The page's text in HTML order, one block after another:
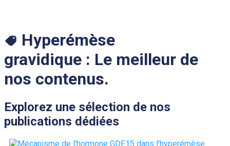
Hyperémèse
gravidique : Le meilleur de
nos contenus.
Explorez une sélection de nos
publications dédiées